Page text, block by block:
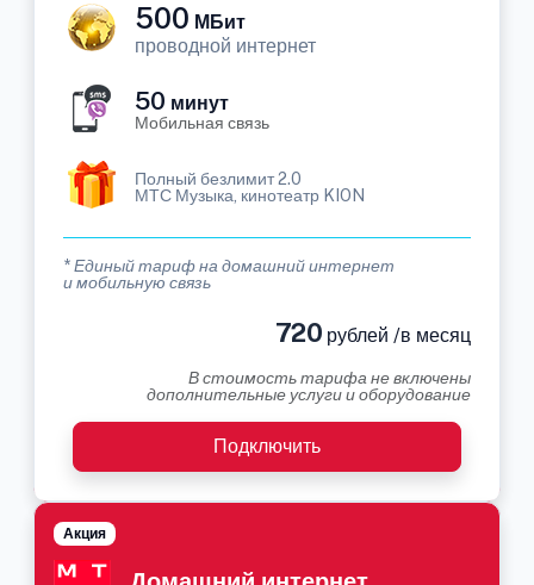
500 МБит
проводной интернет
50 минут
Мобильная связь
Полный безлимит 2.0
МТС Музыка, кинотеатр KION
* Единый тариф на домашний интернет
и мобильную связь
720 рублей /в месяц
В стоимость тарифа не включены
дополнительные услуги и оборудование
Подключить
Акция